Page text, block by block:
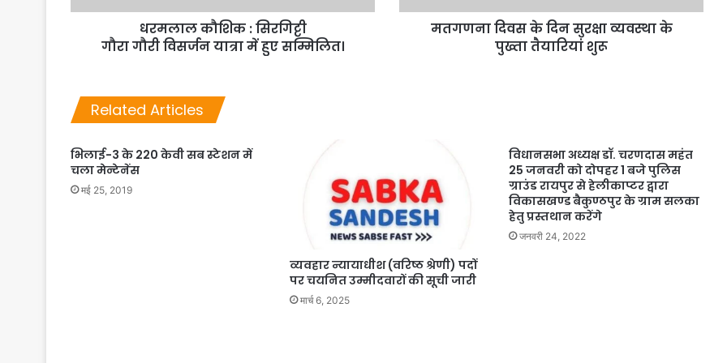
धरमलाल कौशिक : सिरगिट्टी
गौरा गौरी विसर्जन यात्रा में हुए सम्मिलित।
मतगणना दिवस के दिन सुरक्षा व्यवस्था के
पुख्ता तैयारियां शुरू
Related Articles
भिलाई-3 के 220 केवी सब स्टेशन में
चला मेन्टेनेंस
मई 25, 2019
व्यवहार न्यायाधीश (वरिष्ठ श्रेणी) पदों
पर चयनित उम्मीदवारों की सूची जारी
मार्च 6, 2025
विधानसभा अध्यक्ष डॉ. चरणदास महंत
25 जनवरी को दोपहर 1 बजे पुलिस
ग्राउंड रायपुर से हेलीकाप्टर द्वारा
विकासखण्ड बैकुण्ठपुर के ग्राम सलका
हेतु प्रस्तथान करेंगे
जनवरी 24, 2022